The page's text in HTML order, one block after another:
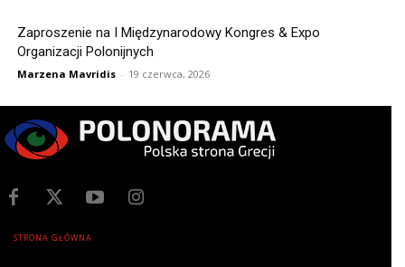
Zaproszenie na I Międzynarodowy Kongres & Expo
Organizacji Polonijnych
Marzena Mavridis - 19 czerwca, 2026
STRONA GŁÓWNA